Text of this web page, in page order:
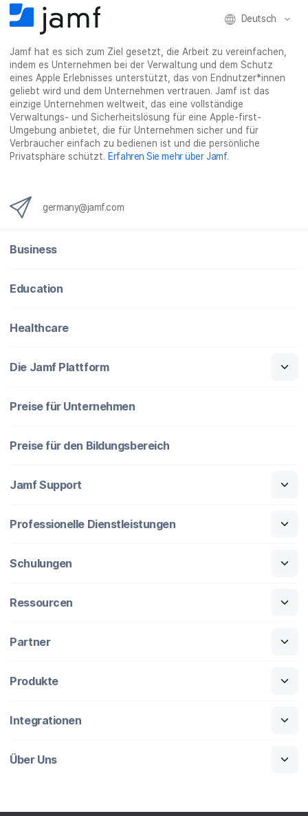
Deutsch
Jamf hat es sich zum Ziel gesetzt, die Arbeit zu vereinfachen,
indem es Unternehmen bei der Verwaltung und dem Schutz
eines Apple Erlebnisses unterstützt, das von Endnutzer*innen
geliebt wird und dem Unternehmen vertrauen. Jamf ist das
einzige Unternehmen weltweit, das eine vollständige
Verwaltungs- und Sicherheitslösung für eine Apple-first-
Umgebung anbietet, die für Unternehmen sicher und für
Verbraucher einfach zu bedienen ist und die persönliche
Privatsphäre schützt. Erfahren Sie mehr über Jamf.
germany@jamf.com
Business
Education
Healthcare
Die Jamf Plattform
Preise für Unternehmen
Preise für den Bildungsbereich
Jamf Support
Professionelle Dienstleistungen
Schulungen
Ressourcen
Partner
Produkte
Integrationen
Über Uns